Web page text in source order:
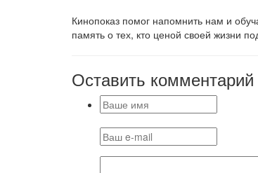
Кинопоказ помог напомнить нам и
память о тех, кто ценой своей жизни
Оставить комментарий